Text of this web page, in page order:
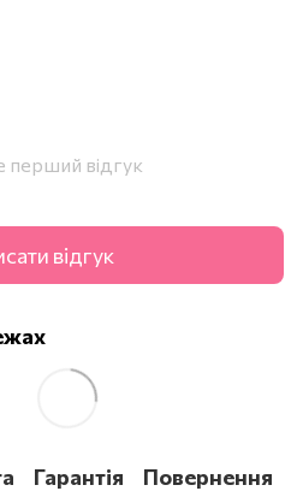
перший відгук
відгук
Гарантія Повернення